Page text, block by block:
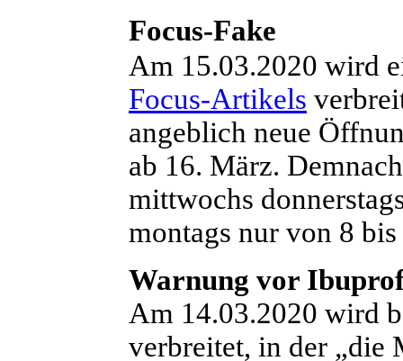
Focus-Fake
Am 15.03.2020 wird
Focus-Artikels
angeblich neue
ab 16. März.
mittwochs
montags nur von 8
Warnung vor
Am 14.03.2020 wird
verbreitet, in der „die